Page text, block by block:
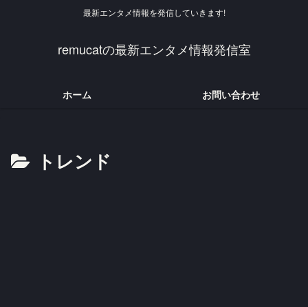
最新エンタメ情報を発信していきます!
remucatの最新エンタメ情報発信室
ホーム お問い合わせ
トレンド